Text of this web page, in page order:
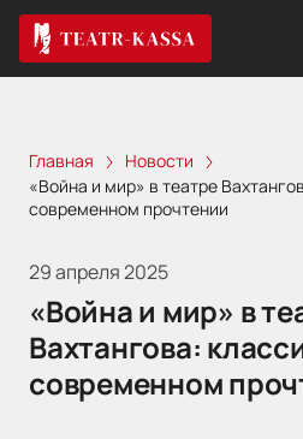
Главная
Новости
«Война и мир» в театре
современном прочтении
29 апреля 2025
«Война и мир» в
Вахтангова:
современном